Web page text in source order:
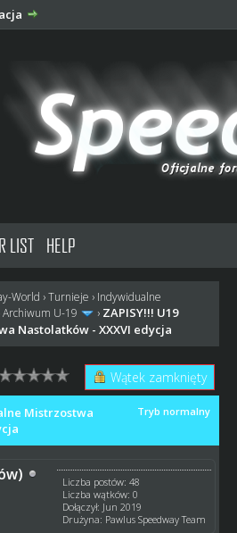
LIST HELP
World ›Turnieje › Indywidualne
Archiwum U-19 › ZAPISY!!! U19
Nastolatków - XXXVI edycja
Wątek zamknięty
Tryb normalny
Mistrzostwa
Liczba postów: 48
Liczba wątków: 0
Dołączył: Jun 2019
Drużyna: Pawlus Speedway Team